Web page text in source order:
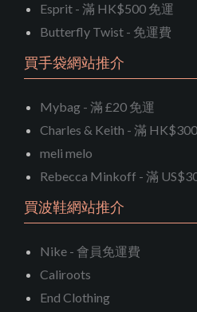
Esprit - 滿 HK$500 免運
Butterfly Twist - 免運費
買手袋網站推介
Mybag - 滿 £20 免運
Charles & Keith - 滿
meli melo
Rebecca Minkoff - 滿
買波鞋網站推介
Nike - 會員免運費
Caliroots
End Clothing